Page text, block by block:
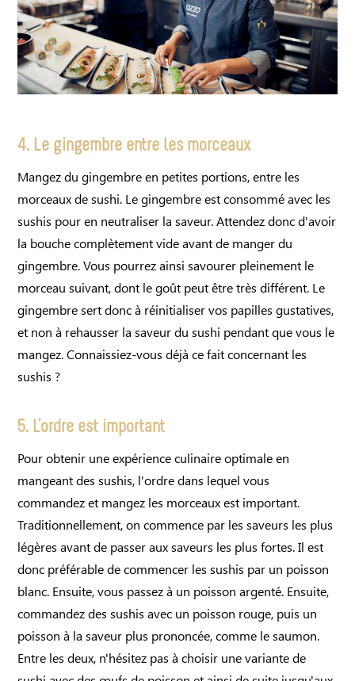
4. Le gingembre entre les morceaux
Mangez du gingembre en petites portions, entre les
morceaux de sushi. Le gingembre est consommé avec les
sushis pour en neutraliser la saveur. Attendez donc d'avoir
la bouche complètement vide avant de manger du
gingembre. Vous pourrez ainsi savourer pleinement le
morceau suivant, dont le goût peut être très différent. Le
gingembre sert donc à réinitialiser vos papilles gustatives,
et non à rehausser la saveur du sushi pendant que vous le
mangez. Connaissiez-vous déjà ce fait concernant les
sushis ?
5. L'ordre est important
Pour obtenir une expérience culinaire optimale en
mangeant des sushis, l'ordre dans lequel vous
commandez et mangez les morceaux est important.
Traditionnellement, on commence par les saveurs les plus
légères avant de passer aux saveurs les plus fortes. Il est
donc préférable de commencer les sushis par un poisson
blanc. Ensuite, vous passez à un poisson argenté. Ensuite,
commandez des sushis avec un poisson rouge, puis un
poisson à la saveur plus prononcée, comme le saumon.
Entre les deux, n'hésitez pas à choisir une variante de